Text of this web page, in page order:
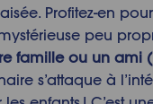
Profitez-en
peu
famille ou un ami
s’attaque à